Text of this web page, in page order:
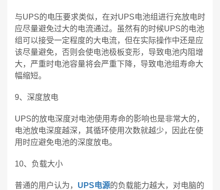
与UPS的电压要求类似，在对UPS电池组进行充放电时
应尽量避免过大的电流通过。虽然有的时候UPS的电池
组可以接受一定程度的大电流，但在实际操作中还是应
该尽量避免，否则会使电池极板变形，导致电池内阻增
大，严重时电池容量将会严重下降，导致电池组寿命大
幅缩短。
9、深度放电
UPS的放电深度对电池使用寿命的影响也是非常大的，
电池放电深度越深，其循环使用次数就越少，因此在使
用时应避免电池的深度放电。
10、负载大小
普通的用户认为， UPS电源的负载能力越大，对电脑的